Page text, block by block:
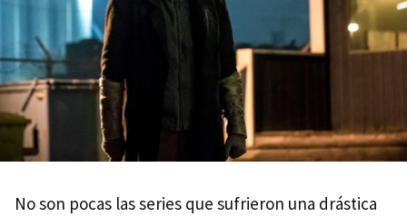
No son pocas las series que sufrieron una drástica